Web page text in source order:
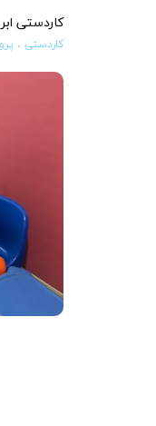
کاردستی
کاردستی ،